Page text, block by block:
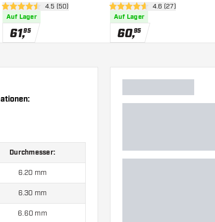
Bewertungsbereich öffnen
4.5 Bewertungssterne
4.5 (50)
Auf Lager
61,95
Bewertungsbereich
4.6 Bewertungssterne
4.6 (27)
Auf Lager
60,95
Durchmesser:
6.20 mm
6.30 mm
6.60 mm